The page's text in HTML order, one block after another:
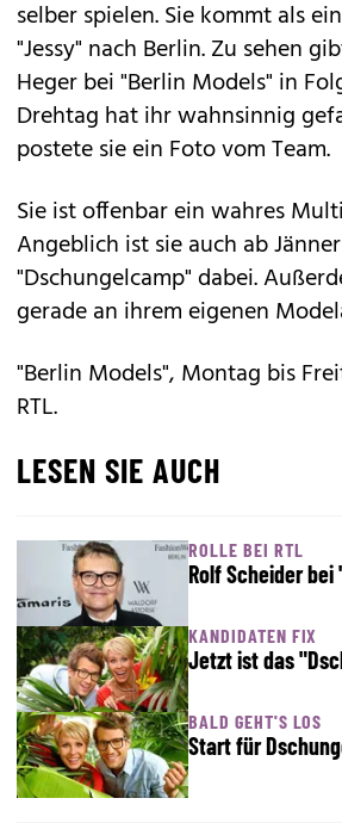
selber spielen. Sie kommt als
"Jessy" nach Berlin. Zu sehen
Heger bei "Berlin Models" in
Drehtag hat ihr wahnsinnig
postete sie ein Foto vom Team.
Sie ist offenbar ein wahres
Angeblich ist sie auch ab
"Dschungelcamp" dabei.
gerade an ihrem eigenen
"Berlin Models", Montag bis
RTL.
LESEN SIE AUCH
ROLLE BEI RTL
Rolf Scheider bei
KANDIDATEN FIX
Jetzt ist das
BALD GEHT'S LOS
Start für